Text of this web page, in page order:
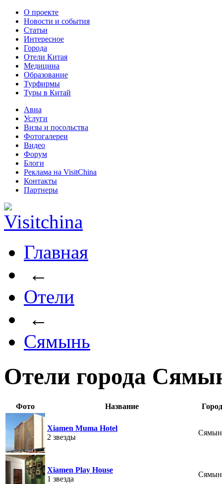
О проекте
Новости и события
Статьи
Интересное
Города
Отели Китая
Медицина
Образование
Турфирмы
Туры в Китай
Авиа
Услуги
Визы и посольства
Фотогалереи
Видео
Форум
Блоги
Реклама на VisitChina
Контакты
Партнеры
Главная
←
Отели
←
Сямынь
Отели города
Фото Название Город
Xiamen Muma Hotel
2 звезды
Xiamen Play House
1 звезда